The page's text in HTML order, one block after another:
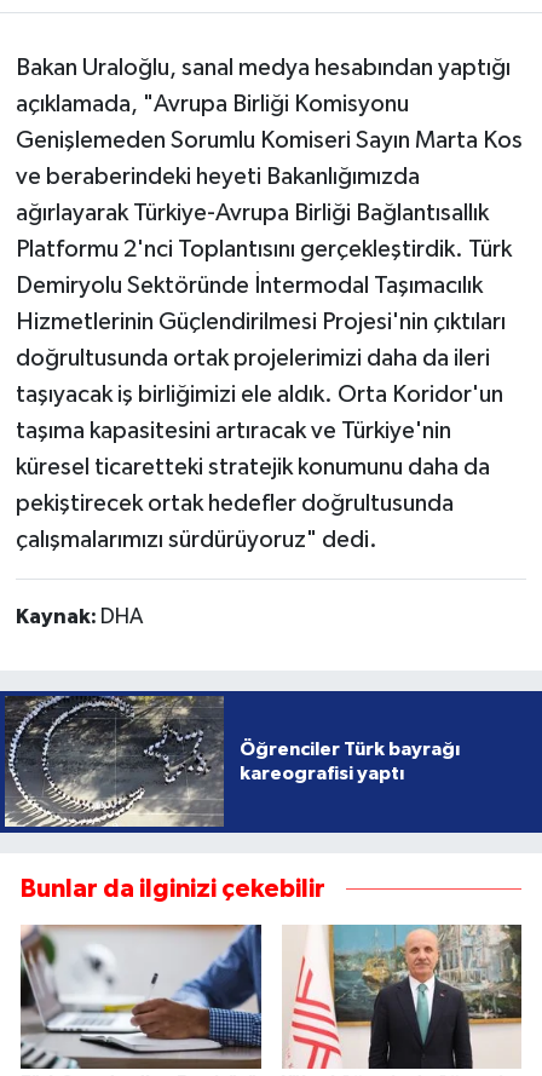
Bakan Uraloğlu, sanal medya hesabından yaptığı
açıklamada, "Avrupa Birliği Komisyonu
Genişlemeden Sorumlu Komiseri Sayın Marta Kos
ve beraberindeki heyeti Bakanlığımızda
ağırlayarak Türkiye-Avrupa Birliği Bağlantısallık
Platformu 2'nci Toplantısını gerçekleştirdik. Türk
Demiryolu Sektöründe İntermodal Taşımacılık
Hizmetlerinin Güçlendirilmesi Projesi'nin çıktıları
doğrultusunda ortak projelerimizi daha da ileri
taşıyacak iş birliğimizi ele aldık. Orta Koridor'un
taşıma kapasitesini artıracak ve Türkiye'nin
küresel ticaretteki stratejik konumunu daha da
pekiştirecek ortak hedefler doğrultusunda
çalışmalarımızı sürdürüyoruz" dedi.
Kaynak: DHA
Öğrenciler Türk bayrağı
kareografisi yaptı
Bunlar da ilginizi çekebilir